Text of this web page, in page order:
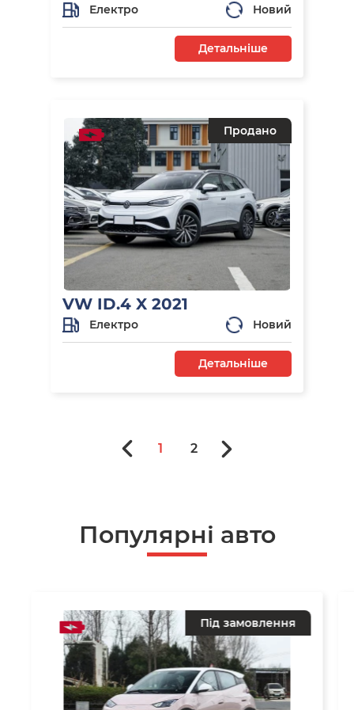
Електро Новий
Детальніше
Продано
VW ID.4 X 2021
Електро Новий
Детальніше
1 2
Популярні авто
Під замовлення